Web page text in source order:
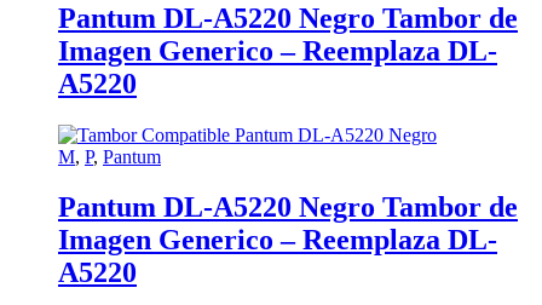
Pantum DL-A5220 Negro Tambor de
Imagen Generico – Reemplaza DL-
A5220
M, P, Pantum
Pantum DL-A5220 Negro Tambor de
Imagen Generico – Reemplaza DL-
A5220